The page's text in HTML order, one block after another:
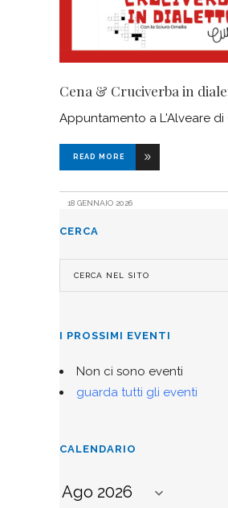
Cena & Cruciverba in
Appuntamento a L'Alveare di
READ MORE
18 GENNAIO 2026
CERCA
I PROSSIMI EVENTI
Non ci sono eventi
guarda tutti gli eventi
CALENDARIO